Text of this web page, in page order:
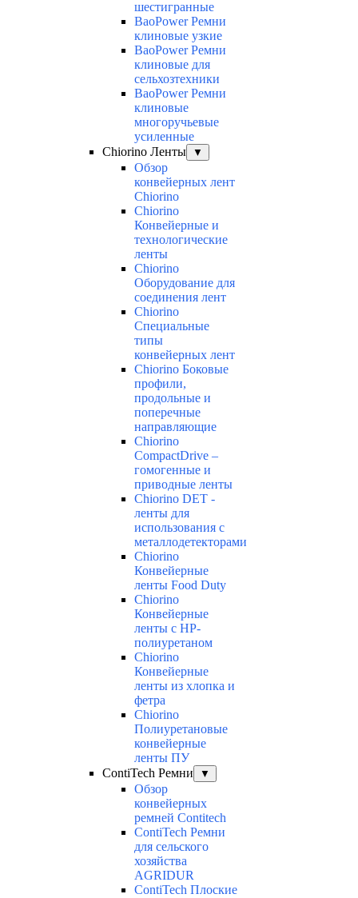
шестигранные
BaoPower Ремни
клиновые узкие
BaoPower Ремни
клиновые для
сельхозтехники
BaoPower Ремни
клиновые
многоручьевые
усиленные
Chiorino Ленты
▼
Обзор
конвейерных лент
Chiorino
Chiorino
Конвейерные и
технологические
ленты
Chiorino
Оборудование для
соединения лент
Chiorino
Специальные
типы
конвейерных лент
Chiorino Боковые
профили,
продольные и
поперечные
направляющие
Chiorino
CompactDrive –
гомогенные и
приводные ленты
Chiorino DET -
ленты для
использования с
металлодетекторами
Chiorino
Конвейерные
ленты Food Duty
Chiorino
Конвейерные
ленты с НР-
полиуретаном
Chiorino
Конвейерные
ленты из хлопка и
фетра
Chiorino
Полиуретановые
конвейерные
ленты ПУ
ContiTech Ремни
▼
Обзор
конвейерных
ремней Contitech
ContiTech Ремни
для сельского
хозяйства
AGRIDUR
ContiTech Плоские